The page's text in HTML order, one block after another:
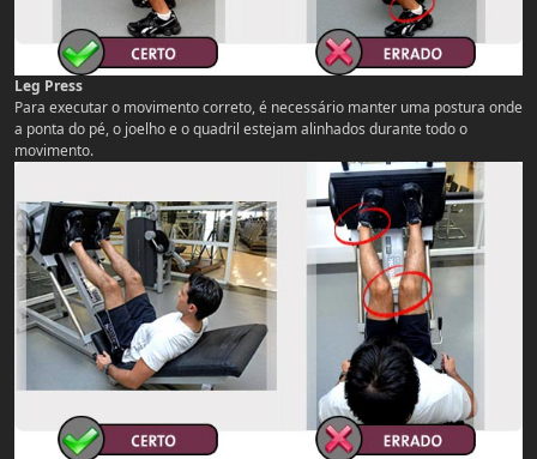
Leg Press
Para executar o movimento correto, é necessário manter uma postura onde
a ponta do pé, o joelho e o quadril estejam alinhados durante todo o
movimento.